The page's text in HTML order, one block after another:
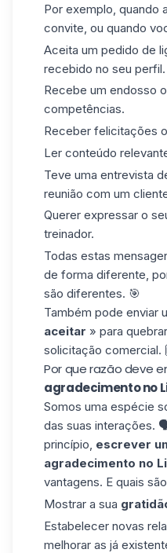
Por exemplo, quando
convite, ou quando
Aceita um pedido de
recebido no seu perfil.
Recebe um endosso
competências.
Receber felicitações
Ler conteúdo
Teve uma entrevista
reunião com um
Querer expressar o
treinador.
Todas estas
de forma diferente,
são diferentes. 🎯
Também pode enviar
aceitar » para
solicitação comercial.
Por que razão deve
agradecimento no
Somos uma espécie
das suas interações.
princípio, escrever
agradecimento no
vantagens. E quais
Mostrar a sua
Estabelecer novas
melhorar as já